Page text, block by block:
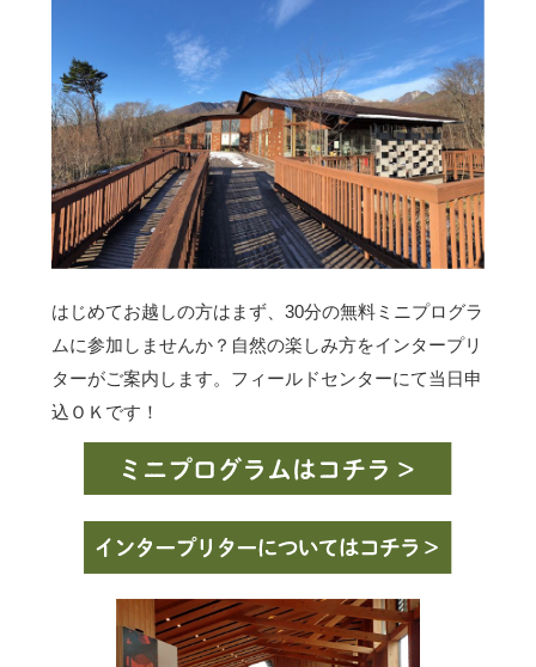
はじめてお越しの方はまず、30分の無料ミニプログラ
ムに参加しませんか？自然の楽しみ方をインタープリ
ターがご案内します。フィールドセンターにて当日申
込ＯＫです！